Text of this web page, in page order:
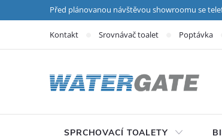
Přejít na obsahPřed plánovanou návštěvou showroomu se
Kontakt Srovnávač toalet Poptávka
SPRCHOVACÍ TOALETY